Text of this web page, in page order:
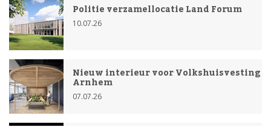
Politie verzamellocatie Land Forum
10.07.26
Nieuw interieur voor Volkshuisvesting
Arnhem
07.07.26